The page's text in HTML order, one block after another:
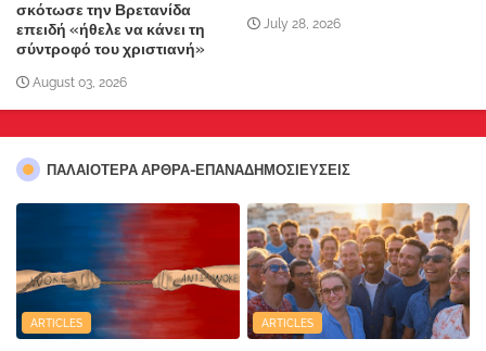
σκότωσε την Βρετανίδα
επειδή «ήθελε να κάνει τη
σύντροφό του χριστιανή»
August 03, 2026
July 28, 2026
ΠΑΛΑΙΟΤΕΡΑ ΑΡΘΡΑ-ΕΠΑΝΑΔΗΜΟΣΙΕΥΣΕΙΣ
ARTICLES ARTICLES